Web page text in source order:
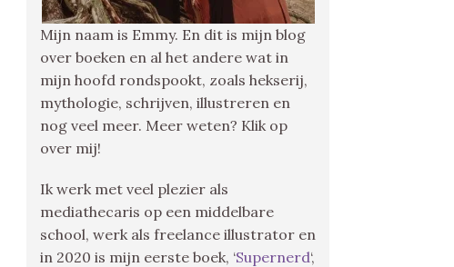
Mijn naam is Emmy. En dit is mijn blog
over boeken en al het andere wat in
mijn hoofd rondspookt, zoals hekserij,
mythologie, schrijven, illustreren en
nog veel meer. Meer weten? Klik op
over mij!
Ik werk met veel plezier als
mediathecaris op een middelbare
school, werk als freelance illustrator en
in 2020 is mijn eerste boek, ‘Supernerd‘,